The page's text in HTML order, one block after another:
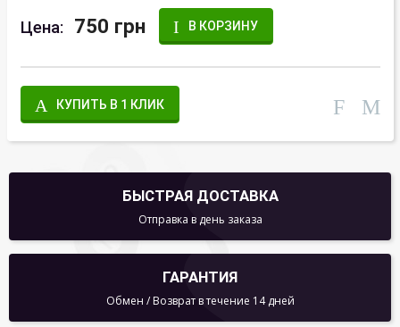
Цена: 750 грн В КОРЗИНУ
КУПИТЬ В 1 КЛИК
БЫСТРАЯ ДОСТАВКА
Отправка в день заказа
ГАРАНТИЯ
Обмен / Возврат в течение 14 дней